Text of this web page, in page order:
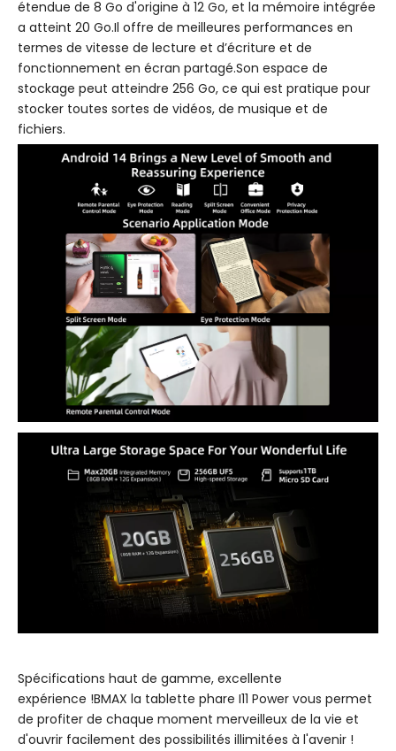
étendue de 8 Go d'origine à 12 Go, et la mémoire intégrée
a atteint 20 Go.Il offre de meilleures performances en
termes de vitesse de lecture et d’écriture et de
fonctionnement en écran partagé.Son espace de
stockage peut atteindre 256 Go, ce qui est pratique pour
stocker toutes sortes de vidéos, de musique et de
fichiers.
Spécifications haut de gamme, excellente
expérience !BMAX la tablette phare I11 Power vous permet
de profiter de chaque moment merveilleux de la vie et
d'ouvrir facilement des possibilités illimitées à l'avenir !